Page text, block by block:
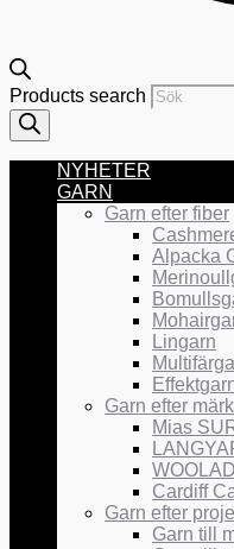
Products search
NYHETER
GARN
Garn efter fiber
Alpacka
Lingarn
Garn efter
Mias
Cardiff
Garn efter
Garn till